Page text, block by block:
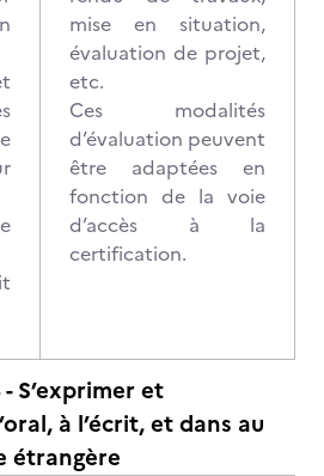
mise en situation,
évaluation de projet,
etc.
Ces modalités
d’évaluation peuvent
être adaptées en
fonction de la voie
d’accès à la
certification.
S’exprimer et
à l’écrit, et dans au
étrangère